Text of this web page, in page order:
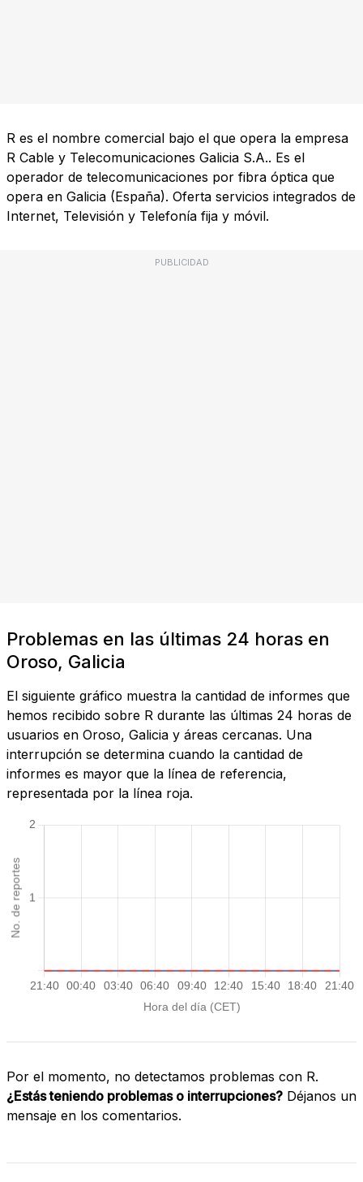
R es el nombre comercial bajo el que opera la empresa
R Cable y Telecomunicaciones Galicia S.A.. Es el
operador de telecomunicaciones por fibra óptica que
opera en Galicia (España). Oferta servicios integrados de
Internet, Televisión y Telefonía fija y móvil.
PUBLICIDAD
Problemas en las últimas 24 horas en
Oroso, Galicia
El siguiente gráfico muestra la cantidad de informes que
hemos recibido sobre R durante las últimas 24 horas de
usuarios en Oroso, Galicia y áreas cercanas. Una
interrupción se determina cuando la cantidad de
informes es mayor que la línea de referencia,
representada por la línea roja.
Por el momento, no detectamos problemas con R.
¿Estás teniendo problemas o interrupciones? Déjanos un
mensaje en los comentarios.